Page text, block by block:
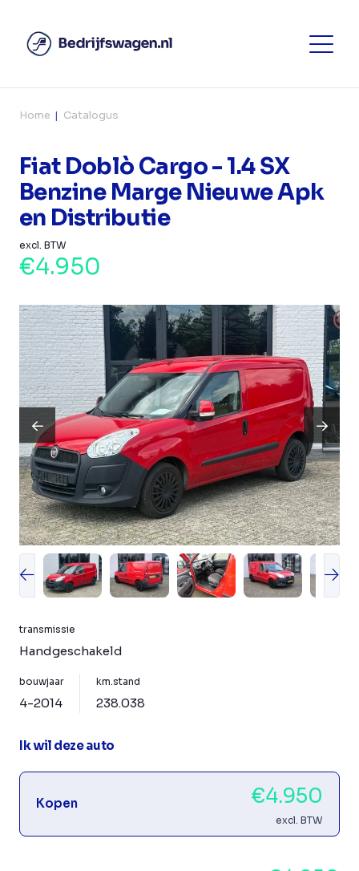
Home Catalogus
Fiat Doblò Cargo - 1.4 SX
Benzine Marge Nieuwe Apk
en Distributie
excl. BTW
€4.950
transmissie
Handgeschakeld
bouwjaar
4-2014
km.stand
238.038
Ik wil deze auto
Kopen €4.950
excl. BTW